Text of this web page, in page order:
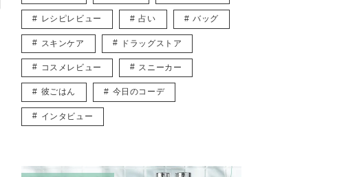
レシピレビュー 占い バッグ
スキンケア ドラッグストア
コスメレビュー スニーカー
彼ごはん 今日のコーデ
インタビュー